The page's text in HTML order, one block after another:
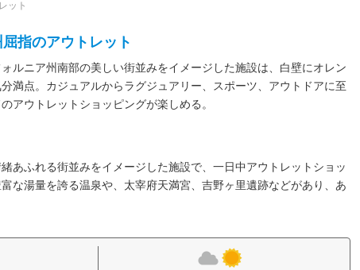
ット
指のアウトレット
ルニア州南部の美しい街並みをイメージした施設は、白壁にオレン
満点。カジュアルからラグジュアリー、スポーツ、アウトドアに至
アウトレットショッピングが楽しめる。
あふれる街並みをイメージした施設で、一日中アウトレットショッ
な湯量を誇る温泉や、太宰府天満宮、吉野ヶ里遺跡などがあり、あ